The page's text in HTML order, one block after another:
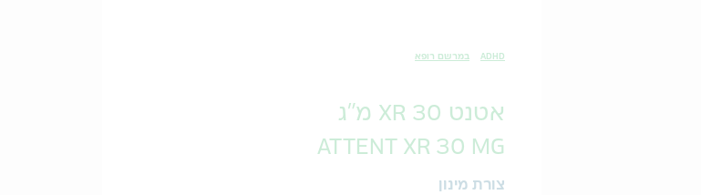
ADHD במרשם רופא
אטנט 30 XR מ"ג
ATTENT XR 30 MG
צורת מינון